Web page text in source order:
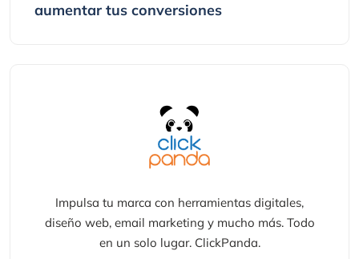
aumentar tus conversiones
Impulsa tu marca con herramientas digitales,
diseño web, email marketing y mucho más. Todo
en un solo lugar. ClickPanda.